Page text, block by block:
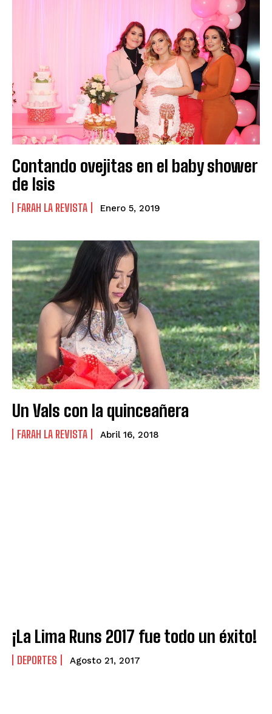
Contando ovejitas en el baby shower
de Isis
FARAH LA REVISTA Enero 5, 2019
Un Vals con la quinceañera
FARAH LA REVISTA Abril 16, 2018
¡La Lima Runs 2017 fue todo un éxito!
DEPORTES Agosto 21, 2017